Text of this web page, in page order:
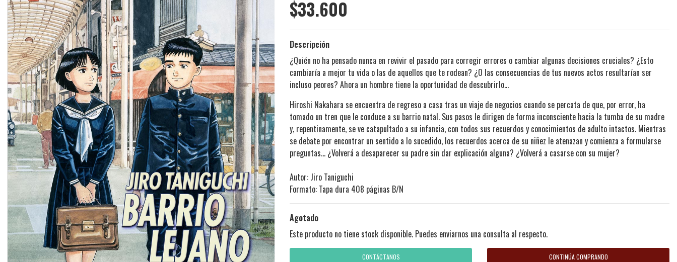
$33.600
Descripción
¿Quién no ha pensado nunca en revivir el pasado para corregir errores o cambiar algunas decisiones cruciales? ¿Esto
cambiaría a mejor tu vida o las de aquellos que te rodean? ¿O las consecuencias de tus nuevos actos resultarían ser
incluso peores? Ahora un hombre tiene la oportunidad de descubrirlo...
Hiroshi Nakahara se encuentra de regreso a casa tras un viaje de negocios cuando se percata de que, por error, ha
tomado un tren que le conduce a su barrio natal. Sus pasos le dirigen de forma inconsciente hacia la tumba de su madre
y, repentinamente, se ve catapultado a su infancia, con todos sus recuerdos y conocimientos de adulto intactos. Mientras
se debate por encontrar un sentido a lo sucedido, los recuerdos acerca de su niñez le atenazan y comienza a formularse
preguntas... ¿Volverá a desaparecer su padre sin dar explicación alguna? ¿Volverá a casarse con su mujer?
Autor: Jiro Taniguchi
Formato: Tapa dura 408 páginas B/N
Agotado
Este producto no tiene stock disponible. Puedes enviarnos una consulta al respecto.
CONTÁCTANOS CONTINÚA COMPRANDO